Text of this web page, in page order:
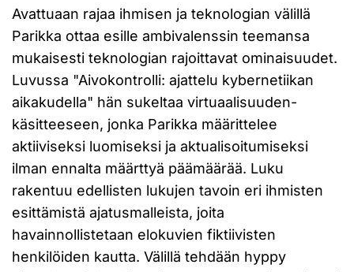
Avattuaan rajaa ihmisen ja teknologian välillä
Parikka ottaa esille ambivalenssin teemansa
mukaisesti teknologian rajoittavat ominaisuudet.
Luvussa "Aivokontrolli: ajattelu kybernetiikan
aikakudella" hän sukeltaa virtuaalisuuden-
käsitteeseen, jonka Parikka määrittelee
aktiiviseksi luomiseksi ja aktualisoitumiseksi
ilman ennalta määrttyä päämäärää. Luku
rakentuu edellisten lukujen tavoin eri ihmisten
esittämistä ajatusmalleista, joita
havainnollistetaan elokuvien fiktiivisten
henkilöiden kautta. Välillä tehdään hyppy